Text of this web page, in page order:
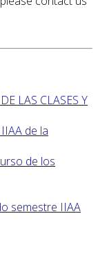
LAS CLASES Y
de la
de los
semestre IIAA